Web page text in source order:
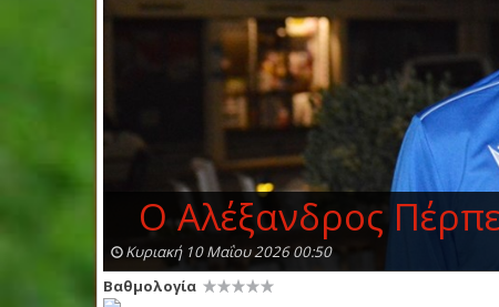
Ο Αλέξανδρος
Κυριακή 10 Μαΐου 2026 00:50
Βαθμολογία